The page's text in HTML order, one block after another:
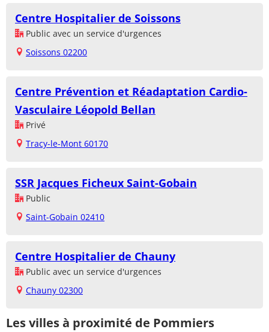
Centre Hospitalier de Soissons
Public avec un service d'urgences
Soissons 02200
Centre Prévention et Réadaptation Cardio-
Vasculaire Léopold Bellan
Privé
Tracy-le-Mont 60170
SSR Jacques Ficheux Saint-Gobain
Public
Saint-Gobain 02410
Centre Hospitalier de Chauny
Public avec un service d'urgences
Chauny 02300
Les villes à proximité de Pommiers